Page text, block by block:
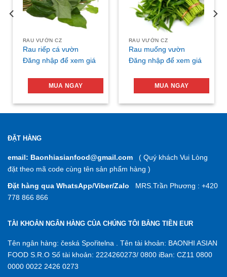
RAU VƯỜN CZ
Rau riếp cá vườn
Đăng nhập để xem giá
MUA NGAY
RAU VƯỜN CZ
Rau muống vườn
Đăng nhập để xem giá
MUA NGAY
ĐẶT HÀNG
email: Baonhiasianfood@gmail.com ( Quý khách Vui Lòng
đặt theo mã code cùng tên sản phẩm hàng )
Đặt hàng qua WhatsApp/Viber/Zalo MRS.Trần Phương : +420
778 866 866
TÀI KHOẢN NGÂN HÀNG CỦA CHÚNG TÔI BẰNG TIỀN EUR
Tên ngân hàng: česká Spořitelna . Tên tài khoản: BAONHI ASIAN
FOOD S.R.O Số tài khoản: 2224260273/ 0800 iBan: CZ11 0800
0000 0022 2426 0273